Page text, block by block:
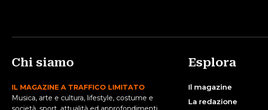
Chi siamo
IL MAGAZINE A TRAFFICO LIMITATO
Musica, arte e cultura, lifestyle, costume e
Esplora
Il magazine
La redazione